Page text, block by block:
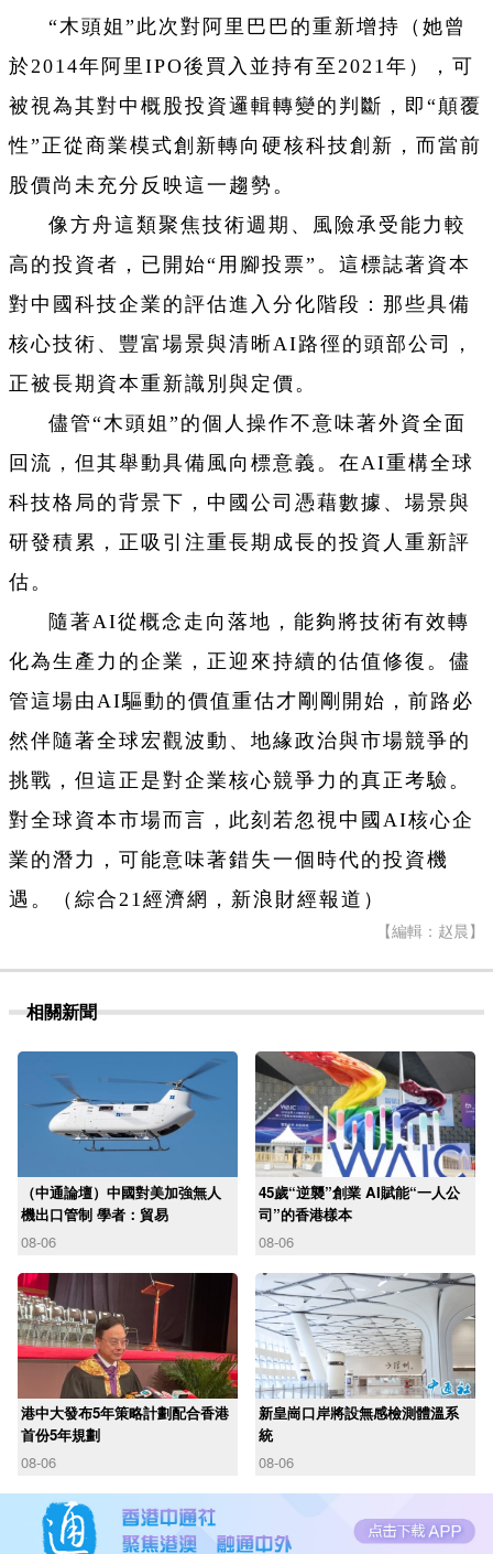
“木頭姐”此次對阿里巴巴的重新增持（她曾
於2014年阿里IPO後買入並持有至2021年），可
被視為其對中概股投資邏輯轉變的判斷，即“顛覆
性”正從商業模式創新轉向硬核科技創新，而當前
股價尚未充分反映這一趨勢。
像方舟這類聚焦技術週期、風險承受能力較
高的投資者，已開始“用腳投票”。這標誌著資本
對中國科技企業的評估進入分化階段：那些具備
核心技術、豐富場景與清晰AI路徑的頭部公司，
正被長期資本重新識別與定價。
儘管“木頭姐”的個人操作不意味著外資全面
回流，但其舉動具備風向標意義。在AI重構全球
科技格局的背景下，中國公司憑藉數據、場景與
研發積累，正吸引注重長期成長的投資人重新評
估。
隨著AI從概念走向落地，能夠將技術有效轉
化為生產力的企業，正迎來持續的估值修復。儘
管這場由AI驅動的價值重估才剛剛開始，前路必
然伴隨著全球宏觀波動、地緣政治與市場競爭的
挑戰，但這正是對企業核心競爭力的真正考驗。
對全球資本市場而言，此刻若忽視中國AI核心企
業的潛力，可能意味著錯失一個時代的投資機
遇。（綜合21經濟網，新浪財經報道）
【編輯：赵晨】
相關新聞
（中通論壇）中國對美加強無人
機出口管制 學者：貿易
08-06
45歲“逆襲”創業 AI賦能“一人公
司”的香港樣本
08-06
港中大發布5年策略計劃配合香港
首份5年規劃
08-06
新皇崗口岸將設無感檢測體溫系
統
08-06